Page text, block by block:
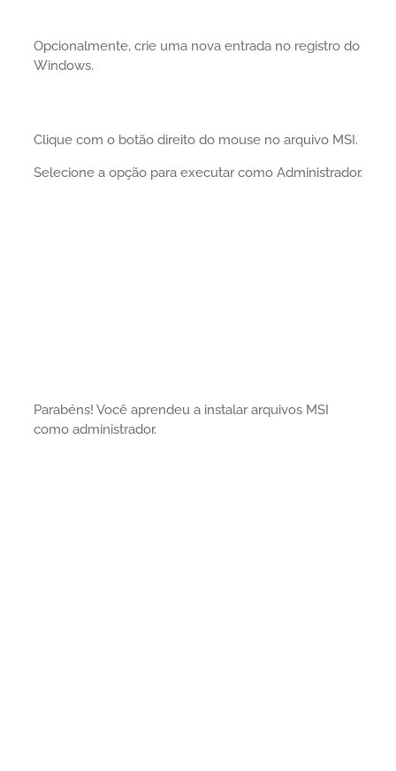
Opcionalmente, crie uma nova entrada no registro do
Windows.
Clique com o botão direito do mouse no arquivo MSI.
Selecione a opção para executar como Administrador.
Parabéns! Você aprendeu a instalar arquivos MSI
como administrador.